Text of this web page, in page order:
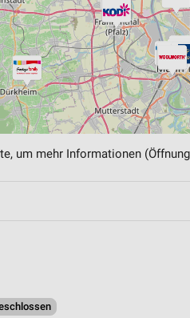
um mehr Informationen